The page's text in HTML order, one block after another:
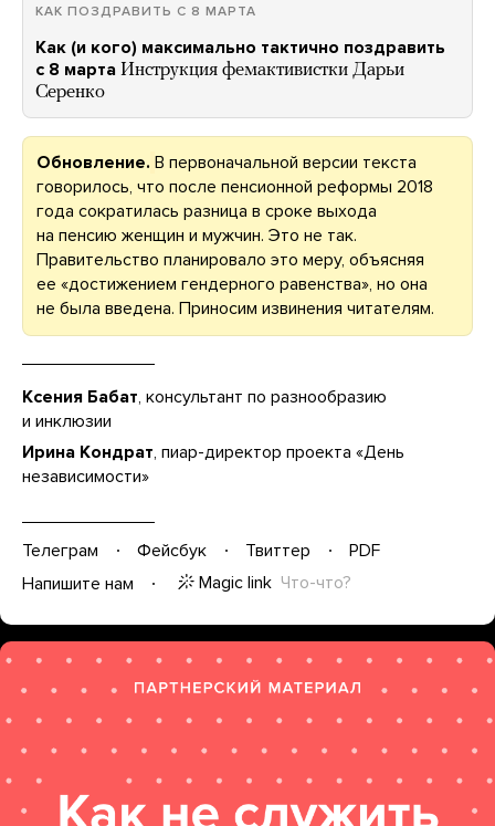
КАК ПОЗДРАВИТЬ С 8 МАРТА
Как (и кого) максимально тактично поздравить
с 8 марта Инструкция фемактивистки Дарьи
Серенко
Обновление. В первоначальной версии текста
говорилось, что после пенсионной реформы 2018
года сократилась разница в сроке выхода
на пенсию женщин и мужчин. Это не так.
Правительство планировало это меру, объясняя
ее «достижением гендерного равенства», но она
не была введена. Приносим извинения читателям.
Ксения Бабат, консультант по разнообразию
и инклюзии
Ирина Кондрат, пиар-директор проекта «День
независимости»
Телеграм Фейсбук Твиттер
PDF
Напишите нам
Magic link Что-что?